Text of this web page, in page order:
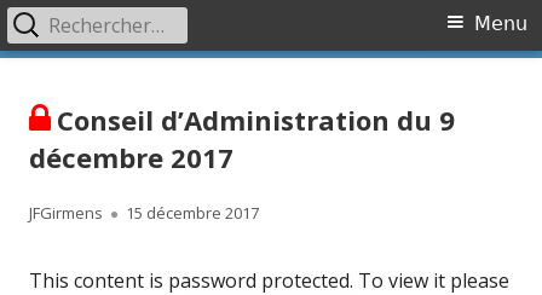
Primary
Menu
Rechercher :
Conseil d’Administration du 9
décembre 2017
Author
JFGirmens
Published
15 décembre 2017
This content is password protected. To view it please